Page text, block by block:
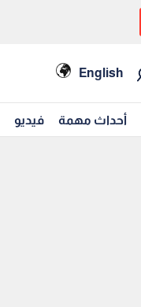
English
أحداث مهمة فيديو